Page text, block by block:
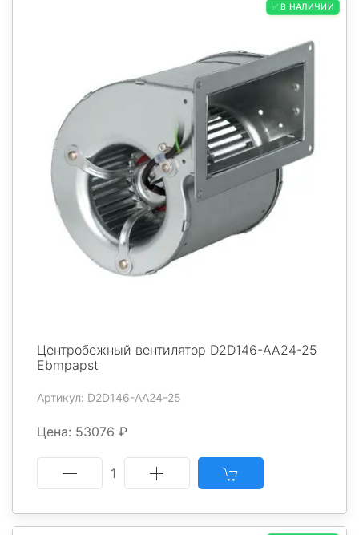
✅ В НАЛИЧИИ
Центробежный вентилятор D2D146-AA24-25
Ebmpapst
Артикул: D2D146-AA24-25
Цена: 53076 ₽
1